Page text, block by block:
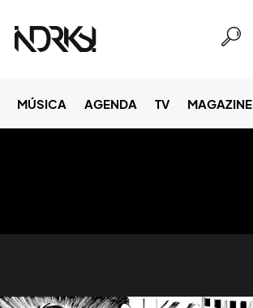
MÚSICA AGENDA TV MAGAZINE